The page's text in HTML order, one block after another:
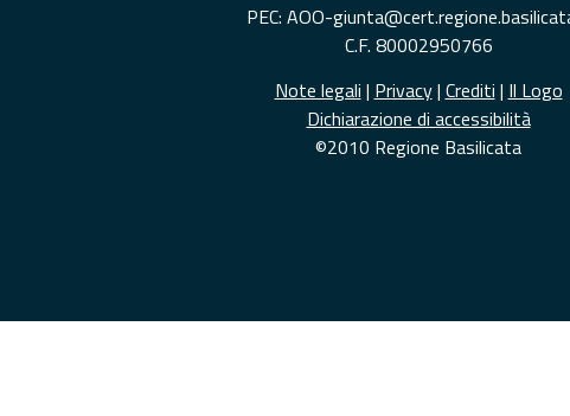
PEC: AOO-
C.F. 80002950766
Note legali | Privacy| Crediti | Il Logo
Dichiarazione di accessibilità
©2010 Regione Basilicata